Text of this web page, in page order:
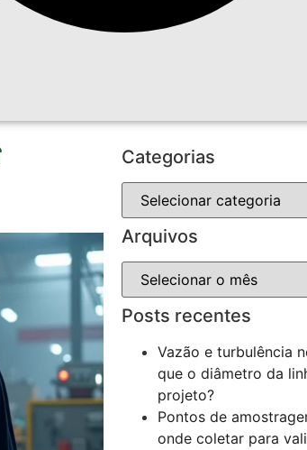
Categorias
Arquivos
Posts recentes
Vazão e turbulência
que o diâmetro da
projeto?
Pontos de
onde coletar para